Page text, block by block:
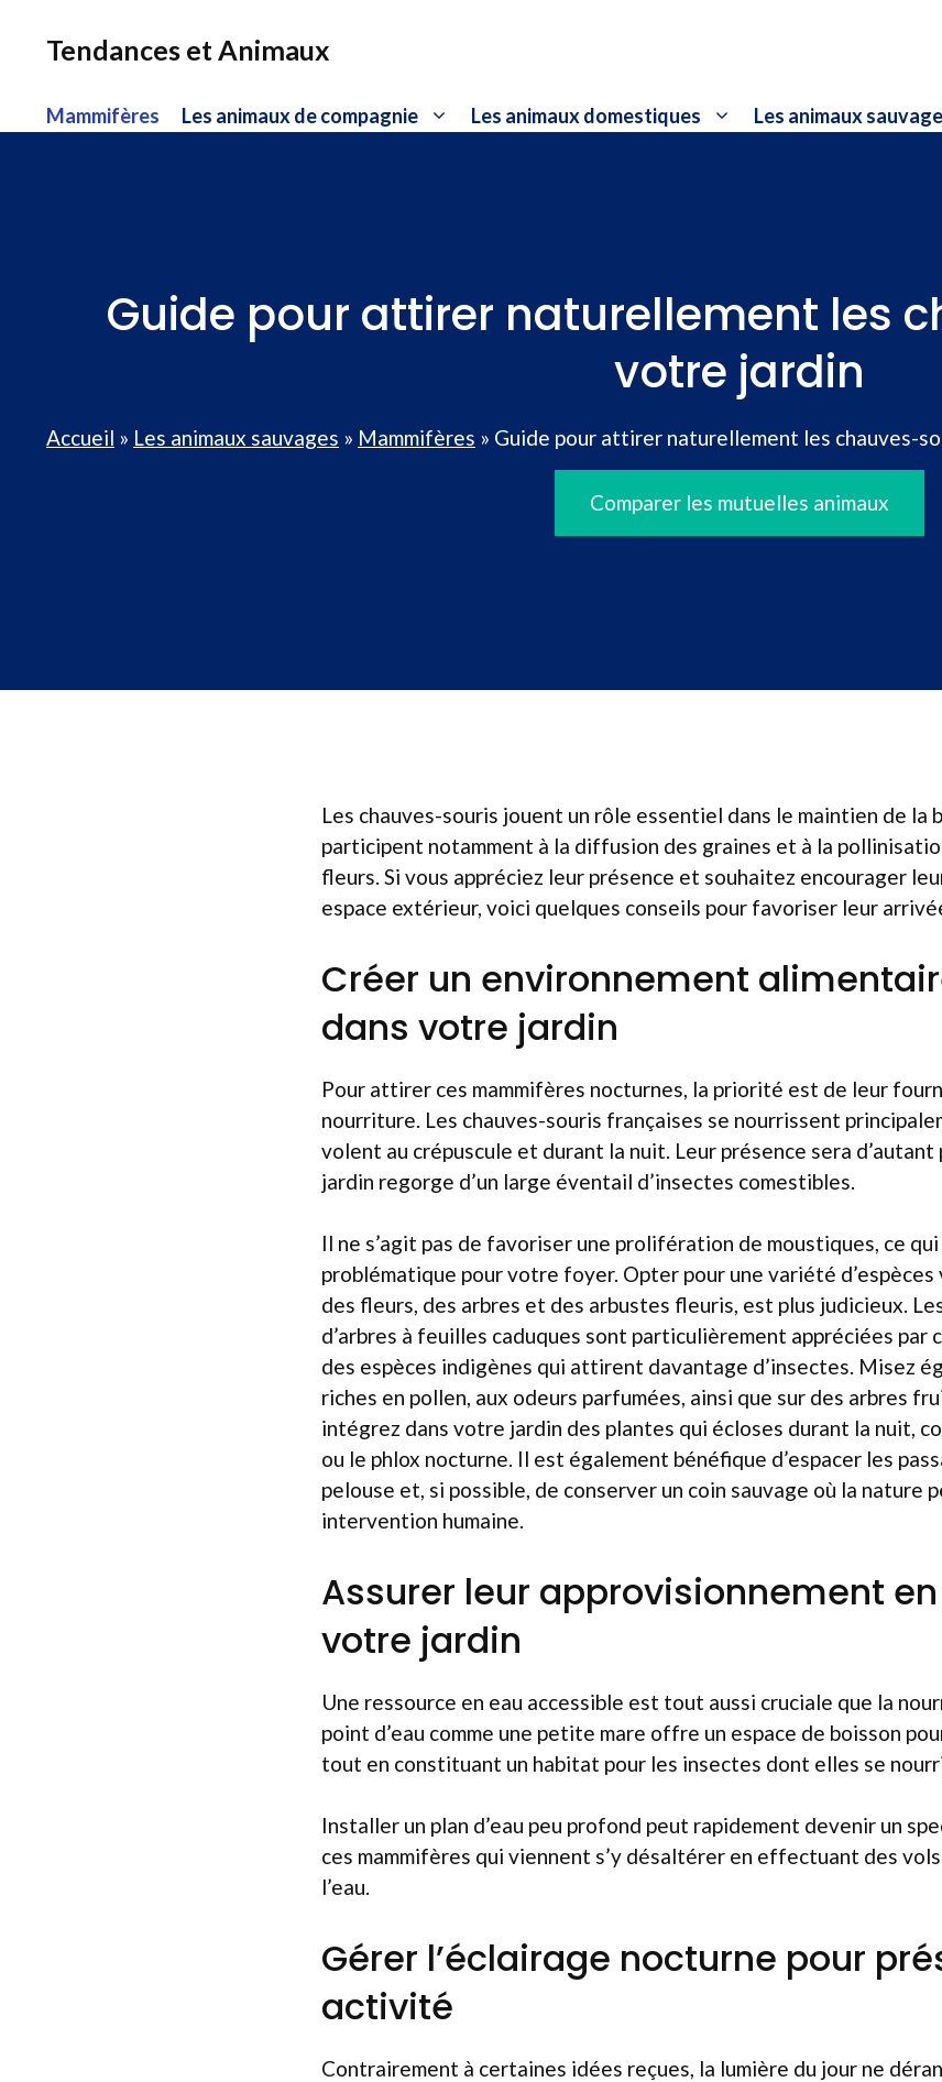
Tendances et Animaux
Mammifères Les animaux de compagnie Les animaux domestiques Les animaux
Guide pour attirer naturellement les
votre jardin
Accueil » Les animaux sauvages » Mammifères » Guide pour attirer naturellement les chauves-
Comparer les mutuelles animaux
Les chauves-souris jouent un rôle essentiel dans le maintien de la
participent notamment à la diffusion des graines et à la
fleurs. Si vous appréciez leur présence et souhaitez encourager
espace extérieur, voici quelques conseils pour favoriser leur
Créer un environnement
dans votre jardin
Pour attirer ces mammifères nocturnes, la priorité est de leur
nourriture. Les chauves-souris françaises se nourrissent
volent au crépuscule et durant la nuit. Leur présence sera
jardin regorge d’un large éventail d’insectes comestibles.
Il ne s’agit pas de favoriser une prolifération de moustiques, ce
problématique pour votre foyer. Opter pour une variété
des fleurs, des arbres et des arbustes fleuris, est plus judicieux.
d’arbres à feuilles caduques sont particulièrement appréciées par
des espèces indigènes qui attirent davantage d’insectes. Misez
riches en pollen, aux odeurs parfumées, ainsi que sur des arbres
intégrez dans votre jardin des plantes qui écloses durant la nuit,
ou le phlox nocturne. Il est également bénéfique d’espacer les
pelouse et, si possible, de conserver un coin sauvage où la nature
intervention humaine.
Assurer leur approvisionnement
votre jardin
Une ressource en eau accessible est tout aussi cruciale que la
point d’eau comme une petite mare offre un espace de boisson
tout en constituant un habitat pour les insectes dont elles se
Installer un plan d’eau peu profond peut rapidement devenir un
ces mammifères qui viennent s’y désaltérer en effectuant des
l’eau.
Gérer l’éclairage nocturne pour
activité
Contrairement à certaines idées reçues, la lumière du jour ne